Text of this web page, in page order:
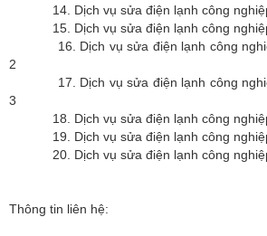
14. Dịch vụ sửa điện lạnh công nghiệp
15. Dịch vụ sửa điện lạnh công nghiệp
16. Dịch vụ sửa điện lạnh công
2
17. Dịch vụ sửa điện lạnh công
3
18. Dịch vụ sửa điện lạnh công nghiệp
19. Dịch vụ sửa điện lạnh công nghiệp
20. Dịch vụ sửa điện lạnh công nghiệp
Thông tin liên hệ: